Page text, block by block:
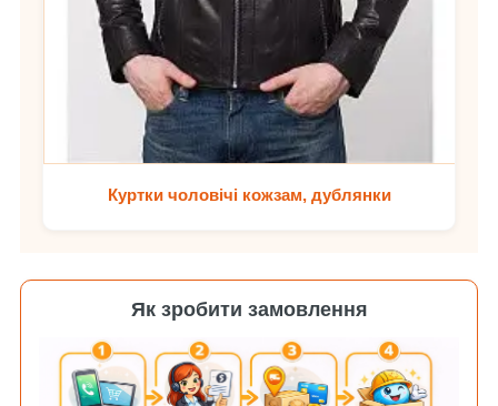
Куртки чоловічі кожзам, дублянки
Як зробити замовлення